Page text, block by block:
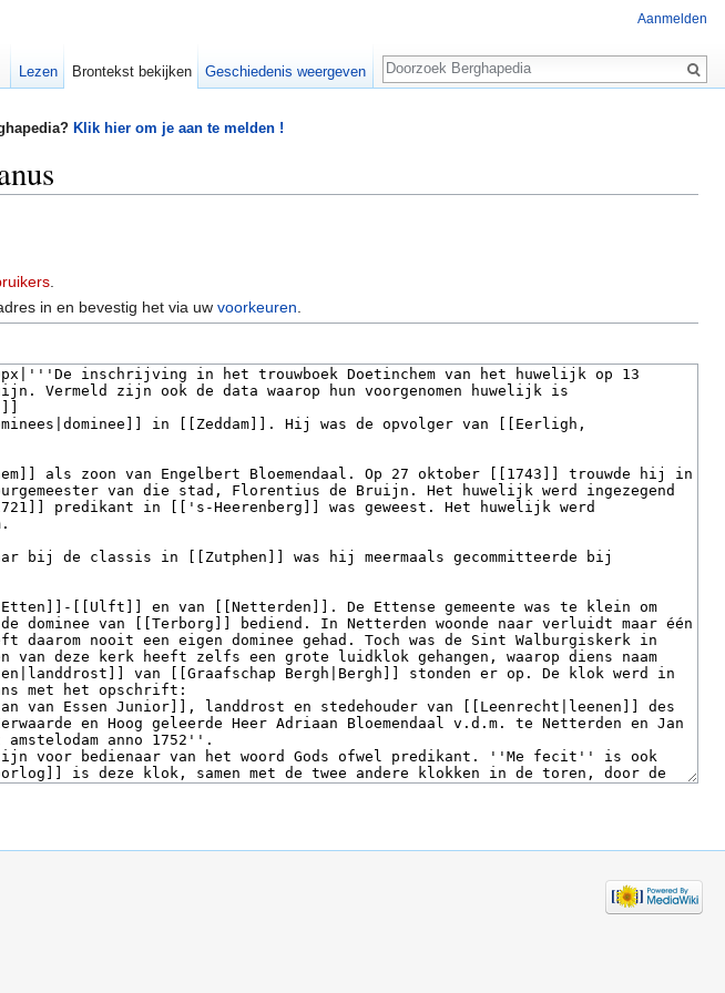
Klik hier om je aan te melden !
in en bevestig het via uwvoorkeuren
Aanmelden
Lezen Brontekst bekijken Geschiedenis weergeven
Zoeken